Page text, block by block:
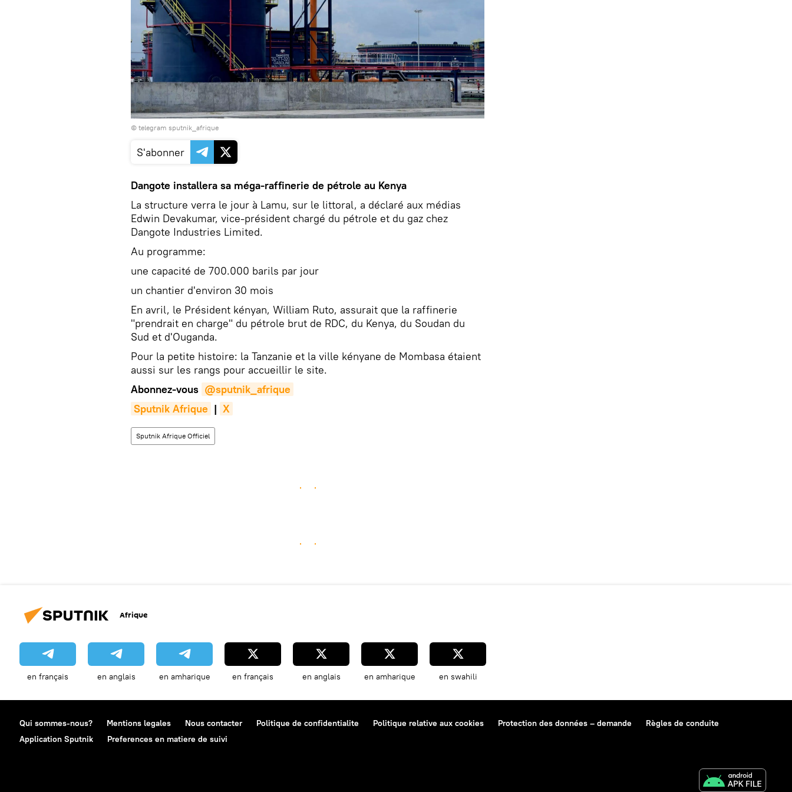
© telegram sputnik_afrique
S'abonner
Dangote installera sa méga-raffinerie de pétrole au Kenya
La structure verra le jour à Lamu, sur le littoral, a déclaré aux médias
Edwin Devakumar, vice-président chargé du pétrole et du gaz chez
Dangote Industries Limited.
Au programme:
une capacité de 700.000 barils par jour
un chantier d'environ 30 mois
En avril, le Président kényan, William Ruto, assurait que la raffinerie
"prendrait en charge" du pétrole brut de RDC, du Kenya, du Soudan du
Sud et d'Ouganda.
Pour la petite histoire: la Tanzanie et la ville kényane de Mombasa étaient
aussi sur les rangs pour accueillir le site.
Abonnez-vous @sputnik_afrique
Sputnik Afrique | X
Sputnik Afrique Officiel
Afrique
en français en anglais en amharique en français en anglais en amharique en swahili
Qui sommes-nous? Mentions legales Nous contacter Politique de confidentialite Politique relative aux cookies Protection des données – demande
Règles de conduite
Application Sputnik
Preferences en matiere de suivi